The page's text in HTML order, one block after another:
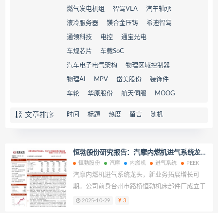
燃气发电机组 智驾VLA 汽车轴承
液冷服务器 镁合金压铸 希迪智驾
通领科技 电控 通宝光电
车规芯片 车载SoC
汽车电子电气架构 物理区域控制器
物理AI MPV 岱美股份 装饰件
车轮 华原股份 航天伺服 MOOG
文章排序 时间 标题 热度 留言 随机
恒勃股份研究报告：汽摩内燃机进气系统龙
头，布局PEEK领域拓展第二增长曲线
恒勃股份 汽摩 内燃机 进气系统 PEEK
汽摩内燃机进气系统龙头，新业务拓展增长可
期。公司前身台州市路桥恒勃机床部件厂成立于
1995 年，多年来主要从事内燃机进气系统及配
2025-10-29 3